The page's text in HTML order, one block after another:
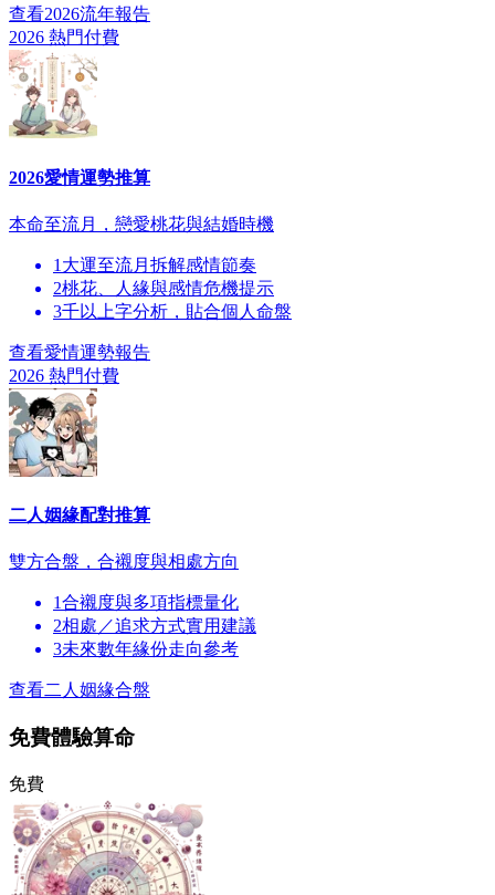
查看2026流年報告
2026 熱門付費
2026愛情運勢推算
本命至流月，戀愛桃花與結婚時機
1 大運至流月拆解感情節奏
2桃花、人緣與感情危機提示
3千以上字分析，貼合個人命盤
查看愛情運勢報告
2026 熱門付費
二人姻緣配對推算
雙方合盤，合襯度與相處方向
1合襯度與多項指標量化
2相處／追求方式實用建議
3未來數年緣份走向參考
查看二人姻緣合盤
免費體驗算命
免費